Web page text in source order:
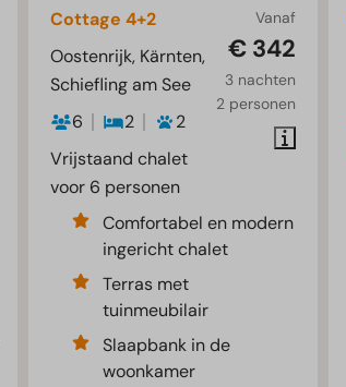
Vanaf
€ 342
3 nachten
2 personen
Cottage 4+2
Oostenrijk, Kärnten,
Schiefling am See
6
2
2
Vrijstaand chalet
voor 6 personen
Comfortabel en modern
ingericht chalet
Terras met
tuinmeubilair
Slaapbank in de
woonkamer